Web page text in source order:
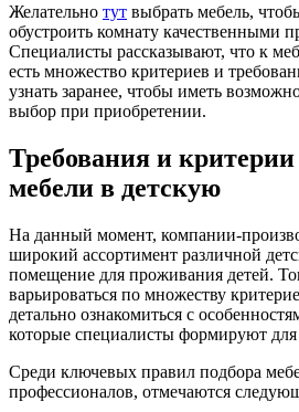
Желательно тут выбрать мебель,
обустроить комнату качественными
Специалисты рассказывают, что к
есть множество критериев и
узнать заранее, чтобы иметь
выбор при приобретении.
Требования и
мебели в детскую
На данный момент, компании-
широкий ассортимент различной
помещение для проживания детей.
варьироваться по множеству
детально ознакомиться с
которые специалисты формируют
Среди ключевых правил подбора
профессионалов, отмечаются